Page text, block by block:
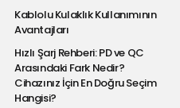
Kablolu Kulaklık Kullanımının
Avantajları
Hızlı Şarj Rehberi: PD ve QC
Arasındaki Fark Nedir?
Cihazınız İçin En Doğru Seçim
Hangisi?